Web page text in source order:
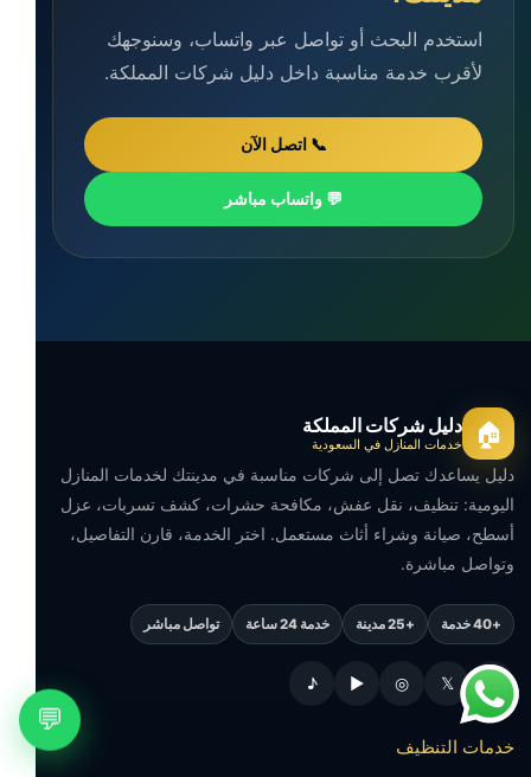
💬
استخدم البحث أو تواصل عبر واتساب، وسنوجهك
لأقرب خدمة مناسبة داخل دليل شركات المملكة.
📞 اتصل الآن
💬 واتساب مباشر
🏠 دليل شركات المملكة
خدمات المنازل في السعودية
دليل يساعدك تصل إلى شركات مناسبة في مدينتك لخدمات المنازل
اليومية: تنظيف، نقل عفش، مكافحة حشرات، كشف تسربات، عزل
أسطح، صيانة وشراء أثاث مستعمل. اختر الخدمة، قارن التفاصيل،
وتواصل مباشرة.
+40 خدمة +25 مدينة خدمة 24 ساعة تواصل مباشر
𝕏
◎
▶
♪
خدمات التنظيف